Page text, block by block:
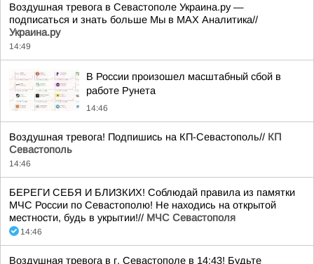
Воздушная тревога в Севастополе Украина.ру —
подписаться и знать больше Мы в MAX Аналитика//
Украина.ру
14:49
В России произошел масштабный сбой в
работе Рунета
14:46
Воздушная тревога! Подпишись на КП-Севастополь// КП
Севастополь
14:46
БЕРЕГИ СЕБЯ И БЛИЗКИХ! Соблюдай правила из памятки
МЧС России по Севастополю! Не находись на открытой
местности, будь в укрытии!// МЧС Севастополя
14:46
Воздушная тревога в г. Севастополе в 14:43! Будьте